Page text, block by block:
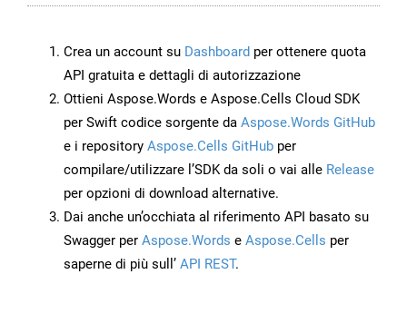
Crea un account su Dashboard per ottenere quota
API gratuita e dettagli di autorizzazione
Ottieni Aspose.Words e Aspose.Cells Cloud SDK
per Swift codice sorgente da Aspose.Words GitHub
e i repository Aspose.Cells GitHub per
compilare/utilizzare l’SDK da soli o vai alle Release
per opzioni di download alternative.
Dai anche un’occhiata al riferimento API basato su
Swagger per Aspose.Words e Aspose.Cells per
saperne di più sull’ API REST.